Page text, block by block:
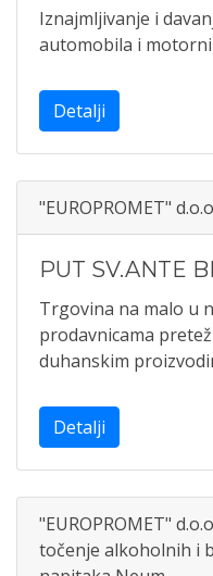
Iznajmljivanje i
automobila i
Detalji
"EUROPROMET"
PUT SV.ANTE
Trgovina na malo u
prodavnicama
duhanskim
Detalji
"EUROPROMET"
točenje alkoholnih i